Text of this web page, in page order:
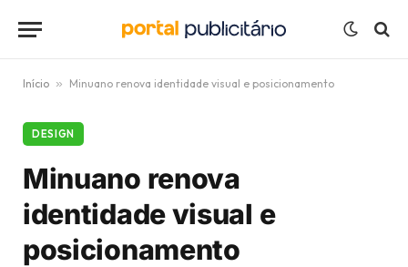
Início » Minuano renova identidade visual e posicionamento
DESIGN
Minuano renova
identidade visual e
posicionamento